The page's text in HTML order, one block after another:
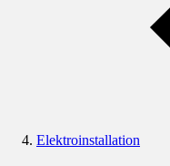
Elektroinstallation